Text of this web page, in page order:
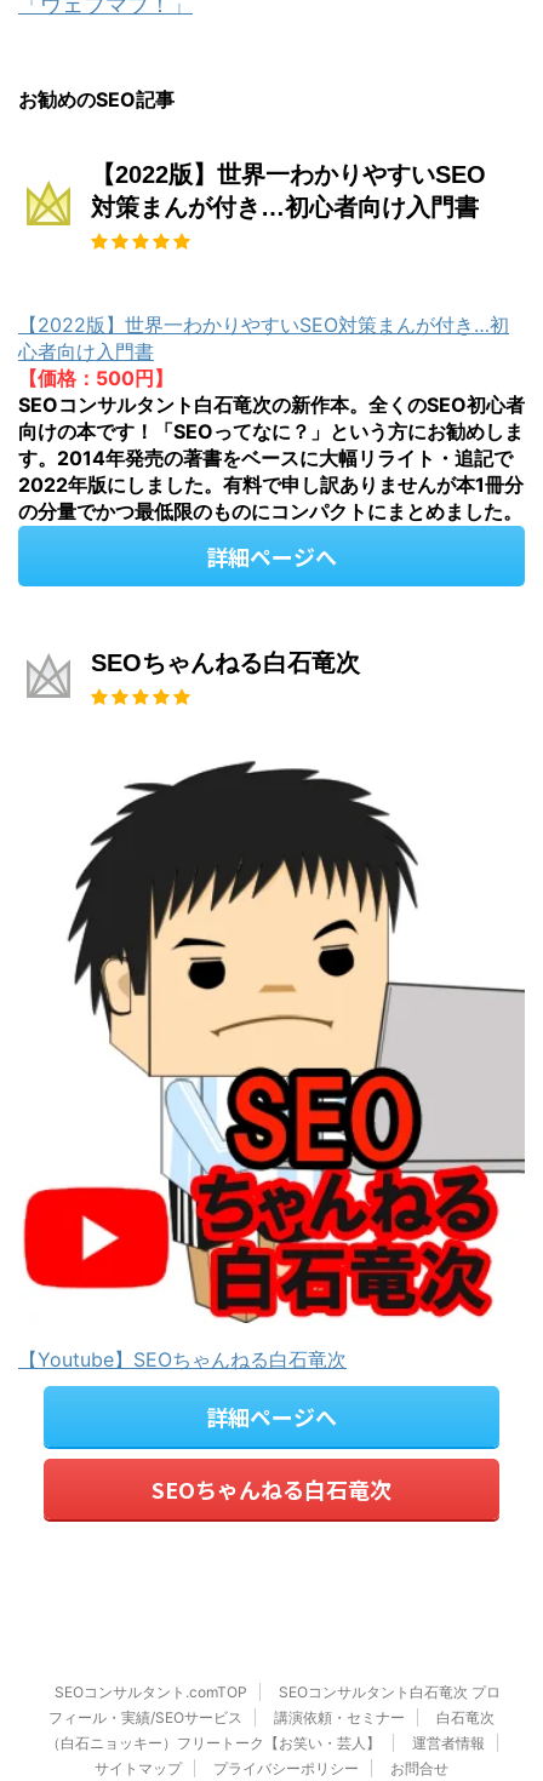
お勧めのSEO記事
【2022版】世界一わかりやすいSEO
対策まんが付き…初心者向け入門書
【2022版】世界一わかりやすいSEO対策まんが付き…初
心者向け入門書
【価格：500円】
SEOコンサルタント白石竜次の新作本。全くのSEO初心者
向けの本です！「SEOってなに？」という方にお勧めしま
す。2014年発売の著書をベースに大幅リライト・追記で
2022年版にしました。有料で申し訳ありませんが本1冊分
の分量でかつ最低限のものにコンパクトにまとめました。
詳細ページへ
SEOちゃんねる白石竜次
【Youtube】SEOちゃんねる白石竜次
詳細ページへ
SEOちゃんねる白石竜次
SEOコンサルタント.comTOP
SEOコンサルタント白石竜次 プロ
フィール・実績/SEOサービス
講演依頼・セミナー
白石竜次
（白石ニョッキー）フリートーク【お笑い・芸人】
運営者情報
サイトマップ
プライバシーポリシー お問合せ